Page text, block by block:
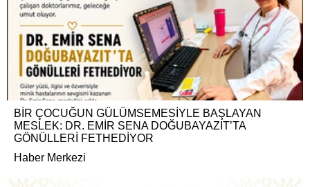
BİR ÇOCUĞUN GÜLÜMSEMESİYLE BAŞLAYAN
MESLEK: DR. EMİR SENA DOĞUBAYAZIT’TA
GÖNÜLLERİ FETHEDİYOR
Haber Merkezi